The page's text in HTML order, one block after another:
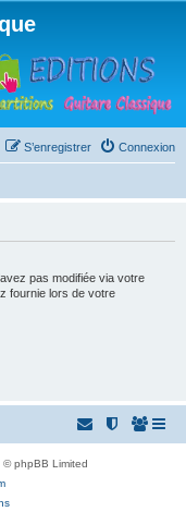
Connexion
S’enregistrer
pas modifiée via votre
fournie lors de votre
© phpBB Limited